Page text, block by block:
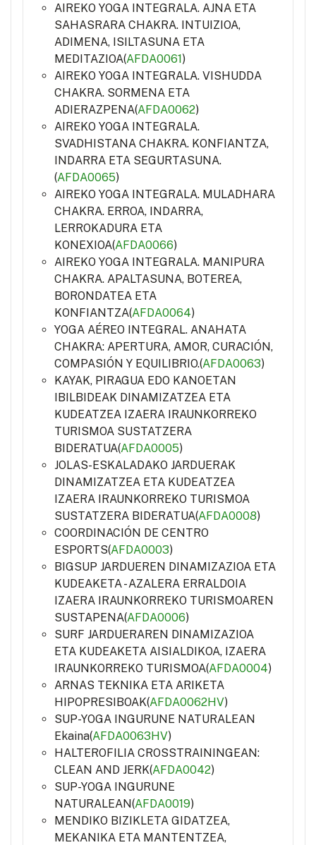
AIREKO YOGA INTEGRALA. AJNA ETA
SAHASRARA CHAKRA. INTUIZIOA,
ADIMENA, ISILTASUNA ETA
MEDITAZIOA(AFDA0061)
AIREKO YOGA INTEGRALA. VISHUDDA
CHAKRA. SORMENA ETA
ADIERAZPENA(AFDA0062)
AIREKO YOGA INTEGRALA.
SVADHISTANA CHAKRA. KONFIANTZA,
INDARRA ETA SEGURTASUNA.
(AFDA0065)
AIREKO YOGA INTEGRALA. MULADHARA
CHAKRA. ERROA, INDARRA,
LERROKADURA ETA
KONEXIOA(AFDA0066)
AIREKO YOGA INTEGRALA. MANIPURA
CHAKRA. APALTASUNA, BOTEREA,
BORONDATEA ETA
KONFIANTZA(AFDA0064)
YOGA AÉREO INTEGRAL. ANAHATA
CHAKRA: APERTURA, AMOR, CURACIÓN,
COMPASIÓN Y EQUILIBRIO.(AFDA0063)
KAYAK, PIRAGUA EDO KANOETAN
IBILBIDEAK DINAMIZATZEA ETA
KUDEATZEA IZAERA IRAUNKORREKO
TURISMOA SUSTATZERA
BIDERATUA(AFDA0005)
JOLAS-ESKALADAKO JARDUERAK
DINAMIZATZEA ETA KUDEATZEA
IZAERA IRAUNKORREKO TURISMOA
SUSTATZERA BIDERATUA(AFDA0008)
COORDINACIÓN DE CENTRO
ESPORTS(AFDA0003)
BIGSUP JARDUEREN DINAMIZAZIOA ETA
KUDEAKETA - AZALERA ERRALDOIA
IZAERA IRAUNKORREKO TURISMOAREN
SUSTAPENA(AFDA0006)
SURF JARDUERAREN DINAMIZAZIOA
ETA KUDEAKETA AISIALDIKOA, IZAERA
IRAUNKORREKO TURISMOA(AFDA0004)
ARNAS TEKNIKA ETA ARIKETA
HIPOPRESIBOAK(AFDA0062HV)
SUP-YOGA INGURUNE NATURALEAN
Ekaina(AFDA0063HV)
HALTEROFILIA CROSSTRAININGEAN:
CLEAN AND JERK(AFDA0042)
SUP-YOGA INGURUNE
NATURALEAN(AFDA0019)
MENDIKO BIZIKLETA GIDATZEA,
MEKANIKA ETA MANTENTZEA,